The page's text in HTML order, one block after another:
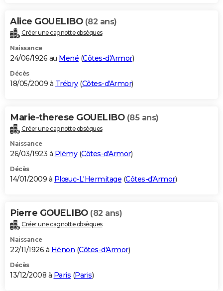
Alice GOUELIBO (82 ans)
Créer une cagnotte obsèques
Naissance
24/06/1926 au Mené (Côtes-d'Armor)
Décès
18/05/2009 à Trébry(Côtes-d'Armor)
Marie-therese GOUELIBO (85 ans)
Créer une cagnotte obsèques
Naissance
26/03/1923 à Plémy(Côtes-d'Armor)
Décès
14/01/2009 à Plœuc-L'Hermitage (Côtes-d'Armor)
Pierre GOUELIBO (82 ans)
Créer une cagnotte obsèques
Naissance
22/11/1926 à Hénon (Côtes-d'Armor)
Décès
13/12/2008 à Paris (Paris)